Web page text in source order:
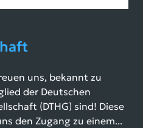
uns, bekannt zu
der Deutschen
(DTHG) sind! Diese
den Zugang zu einem...